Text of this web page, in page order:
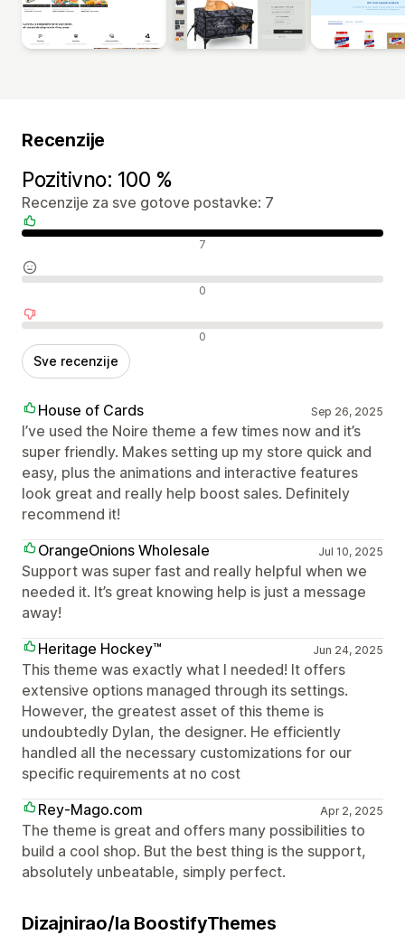
Recenzije
Pozitivno: 100 %
Recenzije za sve gotove postavke: 7
Pozitivne recenzije 7
Neutralne recenzije 0
Negativne recenzije 0
Sve recenzije
House of Cards Sep 26, 2025
I’ve used the Noire theme a few times now and it’s
super friendly. Makes setting up my store quick and
easy, plus the animations and interactive features
look great and really help boost sales. Definitely
recommend it!
OrangeOnions Wholesale
Jul 10, 2025
Support was super fast and really helpful when we
needed it. It’s great knowing help is just a message
away!
Heritage Hockey™
Jun 24, 2025
This theme was exactly what I needed! It offers
extensive options managed through its settings.
However, the greatest asset of this theme is
undoubtedly Dylan, the designer. He efficiently
handled all the necessary customizations for our
specific requirements at no cost
Rey-Mago.com
Apr 2, 2025
The theme is great and offers many possibilities to
build a cool shop. But the best thing is the support,
absolutely unbeatable, simply perfect.
Dizajnirao/la BoostifyThemes